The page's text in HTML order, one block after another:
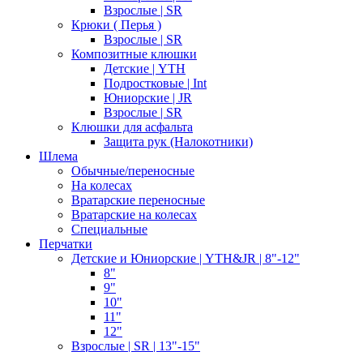
Взрослые | SR
Крюки ( Перья )
Взрослые | SR
Композитные клюшки
Детские | YTH
Подростковые | Int
Юниорские | JR
Взрослые | SR
Клюшки для асфальта
Защита рук (Налокотники)
Шлема
Обычные/переносные
На колесах
Вратарские переносные
Вратарские на колесах
Специальные
Перчатки
Детские и Юниорские | YTH&JR | 8"-12"
8"
9"
10"
11"
12"
Взрослые | SR | 13"-15"